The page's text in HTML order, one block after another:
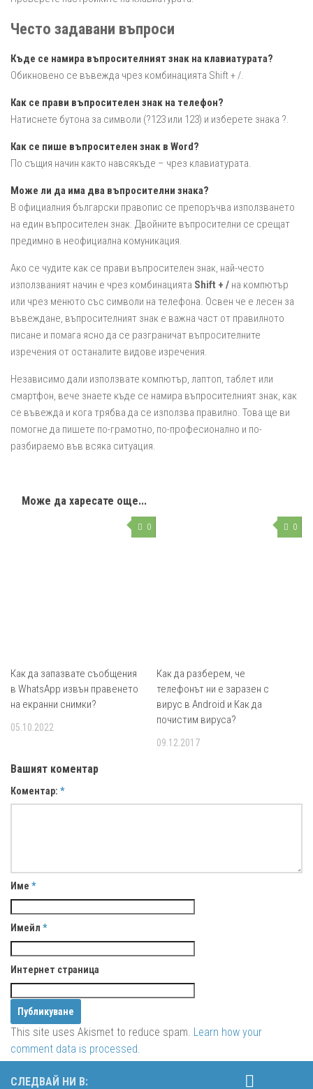
Често задавани въпроси
Къде се намира въпросителният знак на клавиатурата?
Обикновено се въвежда чрез комбинацията Shift + /.
Как се прави въпросителен знак на телефон?
Натиснете бутона за символи (?123 или 123) и изберете знака ?.
Как се пише въпросителен знак в Word?
По същия начин както навсякъде – чрез клавиатурата.
Може ли да има два въпросителни знака?
В официалния български правопис се препоръчва използването
на един въпросителен знак. Двойните въпросителни се срещат
предимно в неофициална комуникация.
Ако се чудите как се прави въпросителен знак, най-често
използваният начин е чрез комбинацията Shift + / на компютър
или чрез менюто със символи на телефона. Освен че е лесен за
въвеждане, въпросителният знак е важна част от правилното
писане и помага ясно да се разграничат въпросителните
изречения от останалите видове изречения.
Независимо дали използвате компютър, лаптоп, таблет или
смартфон, вече знаете къде се намира въпросителният знак, как
се въвежда и кога трябва да се използва правилно. Това ще ви
помогне да пишете по-грамотно, по-професионално и по-
разбираемо във всяка ситуация.
Може да харесате още...
0
Как да запазвате съобщения
в WhatsApp извън правенето
на екранни снимки?
05.10.2022
0
Как да разберем, че
телефонът ни е заразен с
вирус в Android и Как да
почистим вируса?
09.12.2017
Вашият коментар
Коментар: *
Име *
Имейл *
Интернет страница
This site uses Akismet to reduce spam. Learn how your
comment data is processed.
СЛЕДВАЙ НИ В: